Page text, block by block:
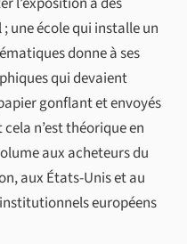
une école qui installe un
donne à ses
qui devaient
gonflant et envoyés
n’est théorique en
aux acheteurs du
aux États-Unis et au
européens